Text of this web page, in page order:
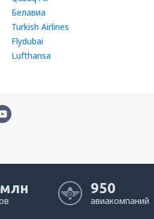
Белавиа
Turkish Airlines
Flydubai
Lufthansa
950
авиакомпаний